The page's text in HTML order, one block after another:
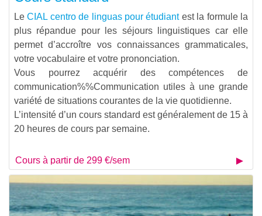
LeCIAL centro de linguas pour étudiantest la formule la
plus répandue pour les séjours linguistiques car elle
permet d’accroître vos connaissances grammaticales,
votre vocabulaire et votre prononciation.
Vous pourrez acquérir des compétences de
communication%%Communication utiles à une grande
variété de situations courantes de la vie quotidienne.
L’intensité d’un cours standard est généralement de 15 à
20 heures de cours par semaine.
Cours à partir de 299 €/sem